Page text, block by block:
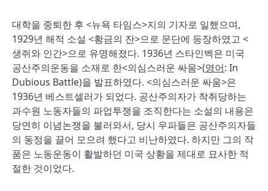
대학을 중퇴한 후 <뉴욕 타임스>지의 기자로 일했으며,
1929년 해적 소설 <황금의 잔>으로 문단에 등장하였고 <
생쥐와 인간>으로 유명해졌다. 1936년 스타인벡은 미국
공산주의운동을 소재로 한<의심스러운 싸움>(영어: In
Dubious Battle)을 발표하였다. <의심스러운 싸움>은
1936년 베스트셀러가 되었다. 공산주의자가 착취당하는
과수원 노동자들의 파업투쟁을 조직한다는 소설의 내용은
당연히 이념논쟁을 불러와서, 당시 우파들은 공산주의자들
의 동정을 끌어 모으려 했다고 비난하였다. 하지만 그의 작
품은 노동운동이 활발하던 미국 상황을 제대로 묘사한 적
절한 것이었다.